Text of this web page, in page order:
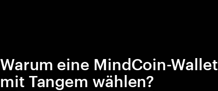
Warum eine MindCoin-Wallet
mit Tangem wählen?